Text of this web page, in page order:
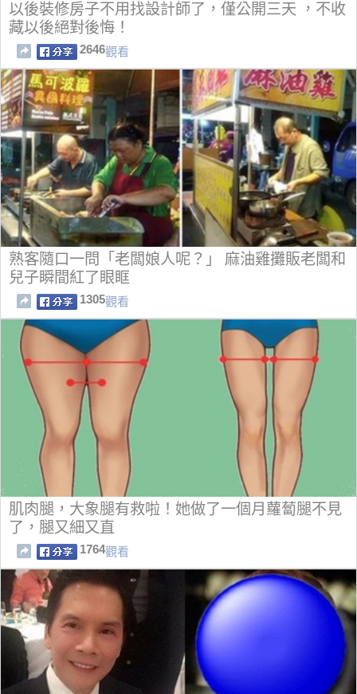
以後裝修房子不用找設計師了，僅公開三天 ，不收
藏以後絕對後悔！
2646觀看
熟客隨口一問「老闆娘人呢？」 麻油雞攤販老闆和
兒子瞬間紅了眼眶
1305觀看
肌肉腿，大象腿有救啦！她做了一個月蘿蔔腿不見
了，腿又細又直
1764觀看